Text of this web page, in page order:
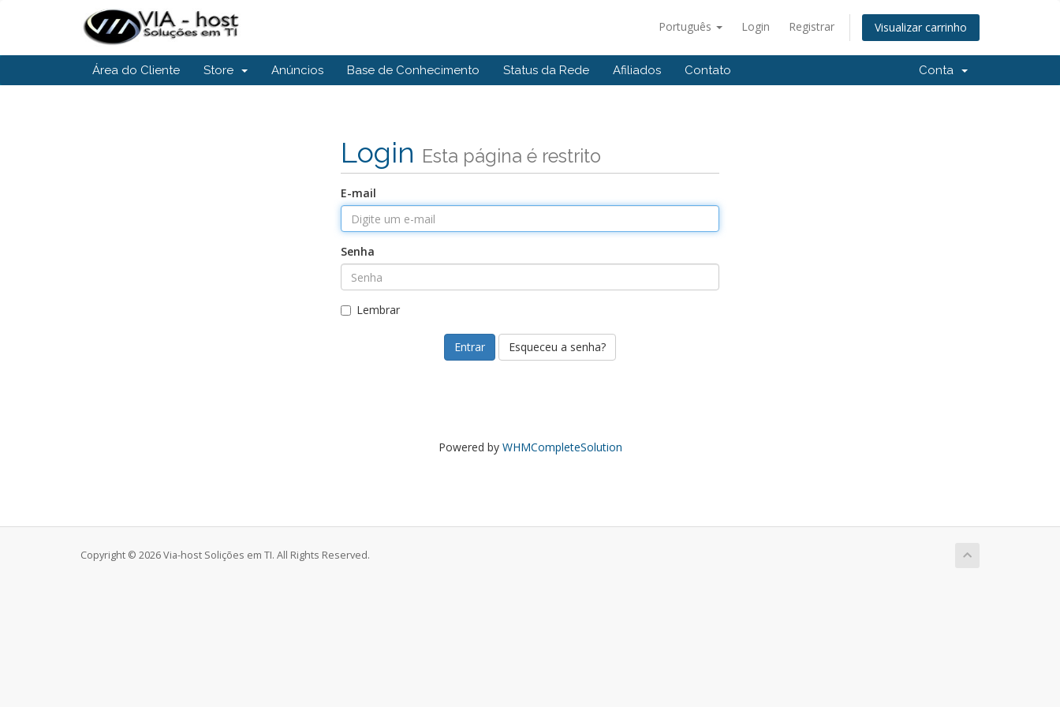
Português Login Registrar Visualizar carrinho
Área do Cliente Store Anúncios Base de Conhecimento Status da Rede Afiliados Contato Conta
Login Esta página é restrito
E-mail
Senha
Lembrar
Esqueceu a senha?
Powered by WHMCompleteSolution
Copyright © 2026 Via-host Solições em TI. All Rights Reserved.